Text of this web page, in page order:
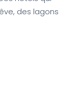
des lagons